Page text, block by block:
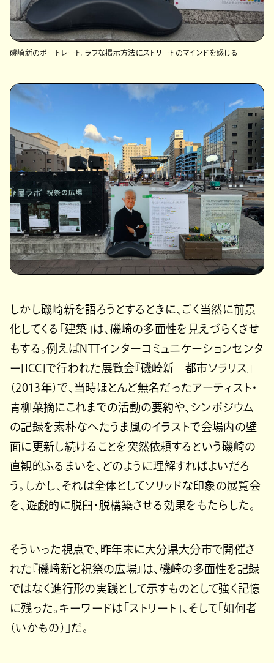
磯崎新のポートレート。ラフな掲示方法にストリートのマインドを感じる
しかし磯崎新を語ろうとするときに、ごく当然に前景
化してくる「建築」は、磯崎の多面性を見えづらくさせ
もする。例えばNTTインターコミュニケーションセンタ
ー[ICC]で行われた展覧会『磯崎新 都市ソラリス』
（2013年）で、当時ほとんど無名だったアーティスト・
青柳菜摘にこれまでの活動の要約や、シンポジウム
の記録を素朴なへたうま風のイラストで会場内の壁
面に更新し続けることを突然依頼するという磯崎の
直観的ふるまいを、どのように理解すればよいだろ
う。しかし、それは全体としてソリッドな印象の展覧会
を、遊戯的に脱臼・脱構築させる効果をもたらした。
そういった視点で、昨年末に大分県大分市で開催さ
れた『磯崎新と祝祭の広場』は、磯崎の多面性を記録
ではなく進行形の実践として示すものとして強く記憶
に残った。キーワードは「ストリート」、そして「如何者
（いかもの）」だ。